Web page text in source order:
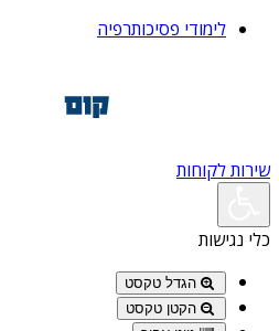
לימודי פסיכותרפיה
שירות לקוחות
כלי נגישות
הגדל טקסט
הקטן טקסט